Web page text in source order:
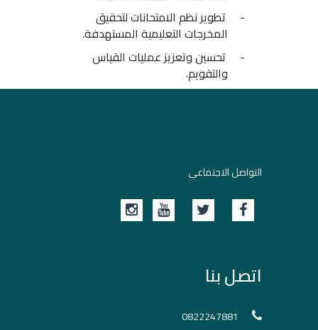
-
تطوير نظم الامتحانات لتحقيق
المخرجات التعليمية المستهدفة.
-
تحسين وتعزيز عمليات القياس
والتقويم.
التواصل الاجتماعي
اتصل بنا